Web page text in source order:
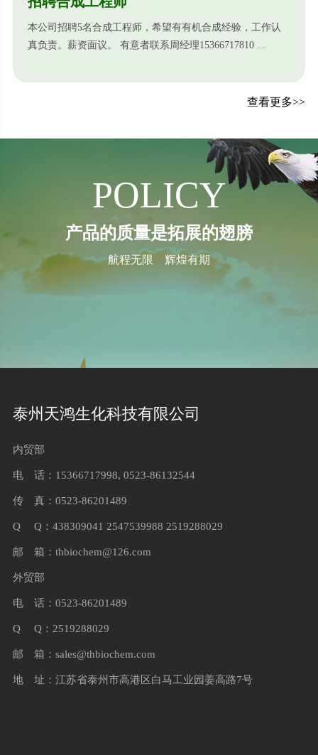
本公司招聘5名合成工程师，希望有有机合成经验，工作认
真负责。薪资面议。 有意者联系周经理15366717810 ...
查看更多>>
POLICY
产品的质量是拓展的翅膀
航程无限 辉煌有期
泰州天鸿生化科技有限公司
内贸部
电 话：15366717998, 0523-86132544
传 真：0523-86201489
Q Q：438309041 2547539988 2519288029
邮 箱： thbiochem@126.com
外贸部
电 话：0523-86201489
Q Q：2519288029
邮 箱： sales@thbiochem.com
地 址：江苏省泰州市高港区白马工业园姜高路7号